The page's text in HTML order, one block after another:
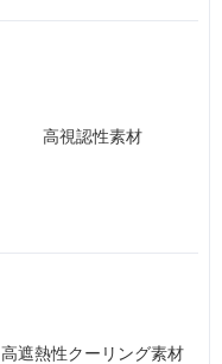
高視認性素材
高遮熱性クーリング素材